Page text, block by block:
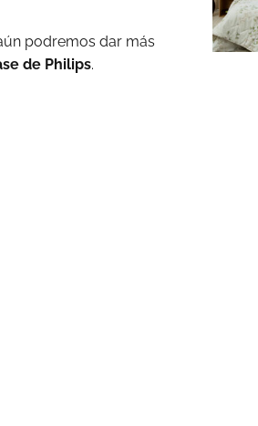
podremos dar más
de Philips.